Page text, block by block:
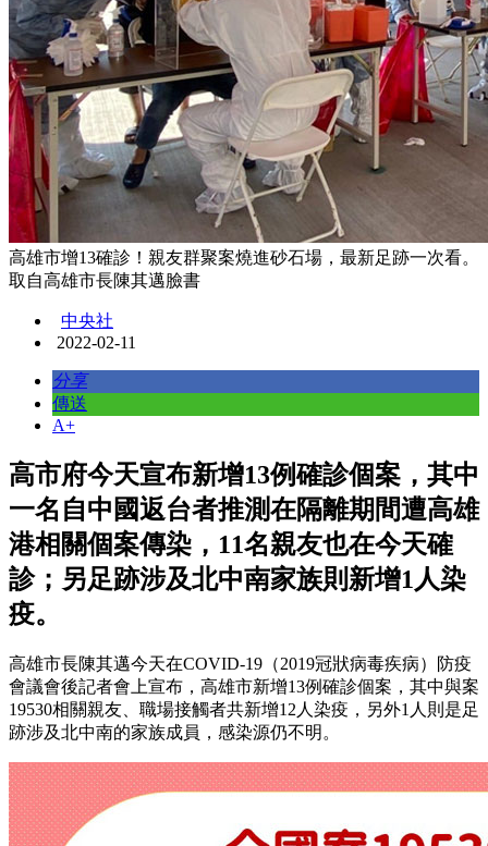
高雄市增13確診！親友群聚案燒進砂石場，最新足跡一次看。
取自高雄市長陳其邁臉書
中央社
2022-02-11
分享
傳送
A+
高市府今天宣布新增13例確診個案，其中
一名自中國返台者推測在隔離期間遭高雄
港相關個案傳染，11名親友也在今天確
診；另足跡涉及北中南家族則新增1人染
疫。
高雄市長陳其邁今天在COVID-19（2019冠狀病毒疾病）防疫
會議會後記者會上宣布，高雄市新增13例確診個案，其中與案
19530相關親友、職場接觸者共新增12人染疫，另外1人則是足
跡涉及北中南的家族成員，感染源仍不明。